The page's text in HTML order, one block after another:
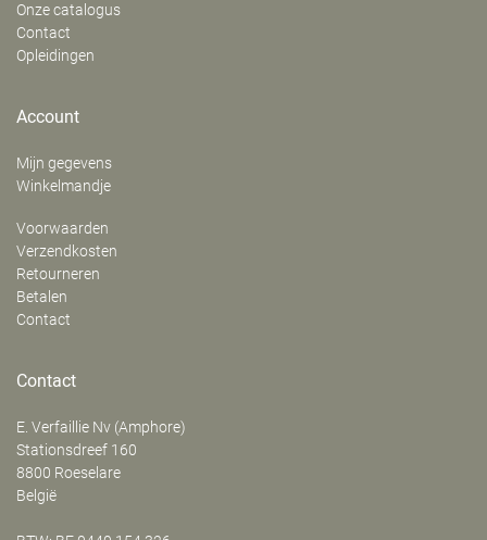
Onze catalogus
Contact
Opleidingen
Account
Mijn gegevens
Winkelmandje
Voorwaarden
Verzendkosten
Retourneren
Betalen
Contact
Contact
E. Verfaillie Nv (Amphore)
‍Stationsdreef 160
8800 Roeselare
België